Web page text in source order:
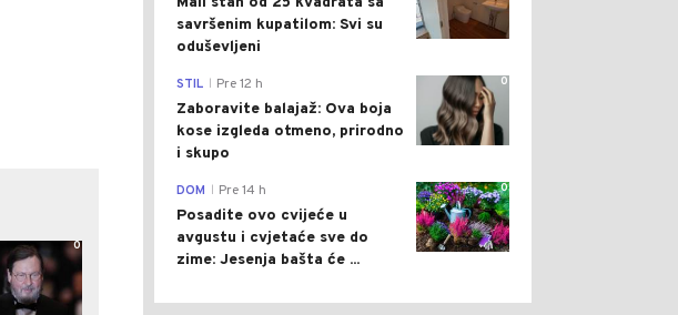
0
savršenim kupatilom: Svi su
oduševljeni
0
STIL Pre 12 h
Zaboravite balajaž: Ova boja
kose izgleda otmeno, prirodno
i skupo
0
DOM Pre 14 h
Posadite ovo cvijeće u
avgustu i cvjetaće sve do
zime: Jesenja bašta će ...